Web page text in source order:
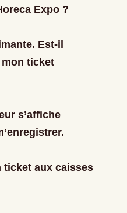
Expo ?
Est-il
ticket
s’affiche
ticket aux caisses